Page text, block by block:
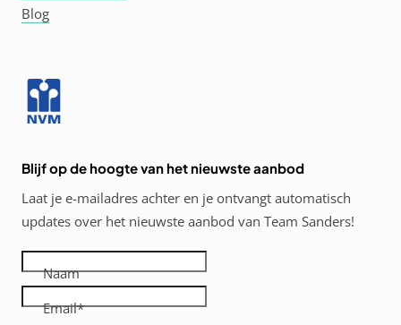
Blog
Blijf op de hoogte van het nieuwste aanbod
Laat je e-mailadres achter en je ontvangt automatisch
updates over het nieuwste aanbod van Team Sanders!
Naam
Email